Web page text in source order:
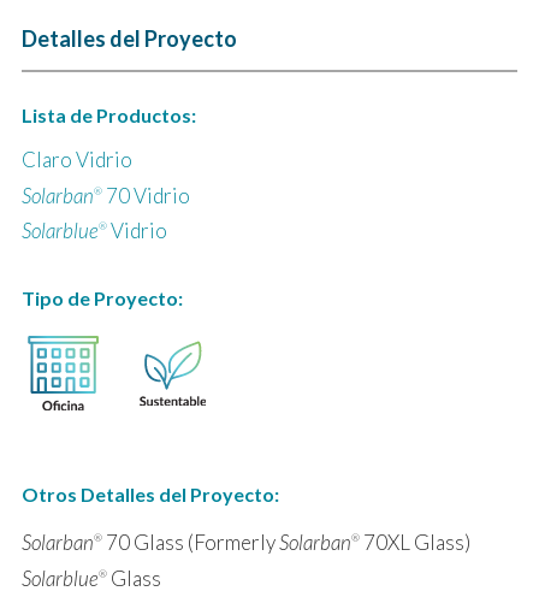
Detalles del Proyecto
Lista de Productos:
Claro Vidrio
Solarban®70 Vidrio
Solarblue®Vidrio
Tipo de Proyecto:
Otros Detalles del Proyecto:
Solarban®70 Glass (FormerlySolarban®70XL Glass)
Solarblue®Glass